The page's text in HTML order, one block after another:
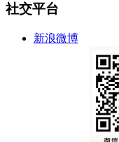
社交平台
新浪微博